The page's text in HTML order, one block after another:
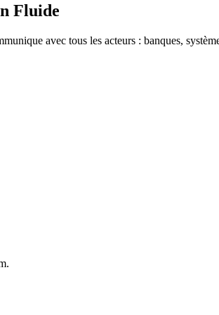
Fluide
avec tous les acteurs : banques,